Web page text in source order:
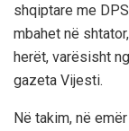
shqiptare me
mbahet në
herët, varësisht
gazeta Vijesti.
Në takim, në